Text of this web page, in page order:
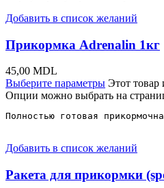
Добавить в список желаний
Прикормка Adrenalin 1кг
45,00 MDL
Выберите параметры Этот товар
Опции можно выбрать на
Полностью готовая
Добавить в список желаний
Ракета для прикормки